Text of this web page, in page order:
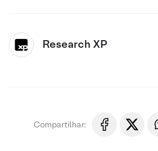
Research XP
Compartilhar: